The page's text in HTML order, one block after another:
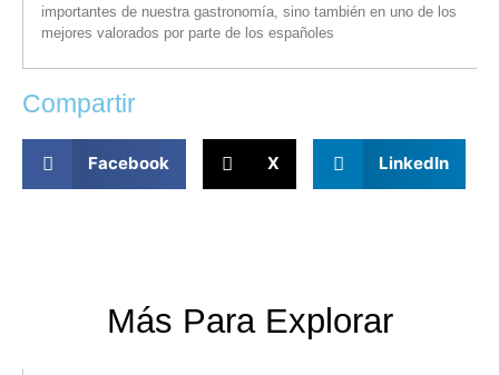
importantes de nuestra gastronomía, sino también en uno de los
mejores valorados por parte de los españoles
Compartir
Facebook X LinkedIn
Más Para Explorar